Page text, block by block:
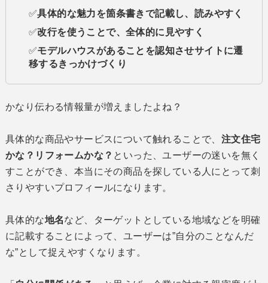
✅具体的な魅力を箇条書きで記載し、読みやすく
✅改行を使うことで、全体的に見やすく
✅モデルハウスがあることを認知させサイトに遷
移するきっかけづくり
かなり伝わる情報量が増えましたよね？
具体的な商品やサービスについて触れることで、 注文住宅
かな？リフォームかな？ といった、ユーザーの迷いを無く
すことができ、本当にその商品を探している人にとって刺
さりやすいプロフィールになります。
具体的な地名など、ターゲットとしている地域などを明確
に記載することによって、ユーザーは”自分のことなんだ
な”として捉えやすくなります。